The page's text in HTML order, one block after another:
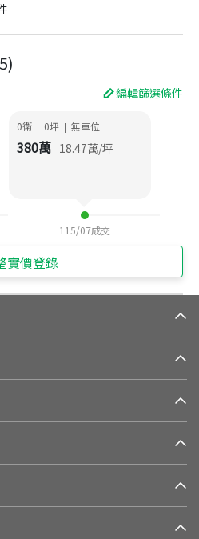
)
編輯篩選條件
0衛 | 0坪 | 無車位
380萬 18.47萬/坪
115/07成交
實價登錄